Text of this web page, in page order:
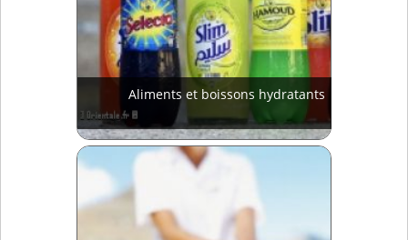
Aliments et boissons hydratants